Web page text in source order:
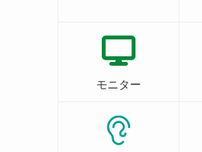
モニター